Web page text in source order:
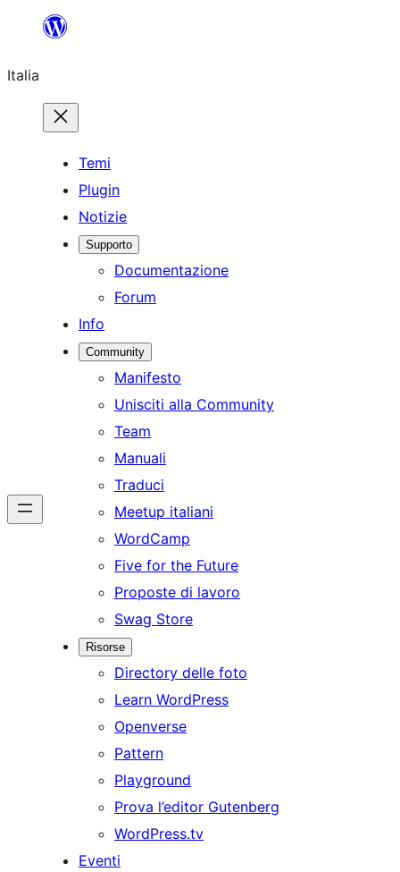
contenuto
Italia
Temi
Plugin
Notizie
Supporto
Documentazione
Forum
Info
Community
Manifesto
Unisciti alla Community
Team
Manuali
Traduci
Meetup italiani
WordCamp
Five for the Future
Proposte di lavoro
Swag Store
Risorse
Directory delle foto
Learn WordPress
Openverse
Pattern
Playground
Prova l’editor Gutenberg
WordPress.tv
Eventi